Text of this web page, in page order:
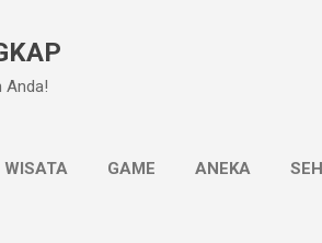
Anda!
WISATA GAME ANEKA